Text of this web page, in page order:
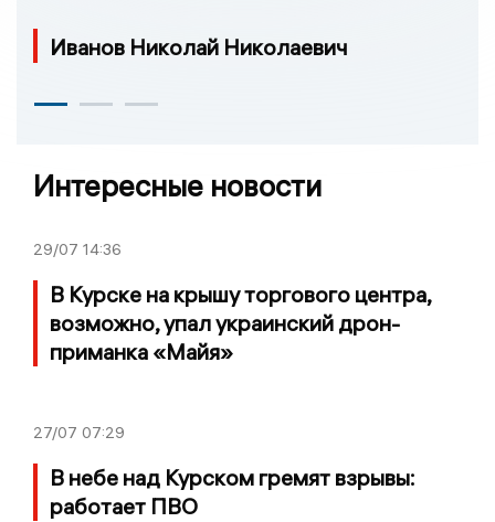
Иванов Николай Николаевич
Интересные новости
29/07 14:36
В Курске на крышу торгового центра,
возможно, упал украинский дрон-
приманка «Майя»
27/07 07:29
В небе над Курском гремят взрывы:
работает ПВО